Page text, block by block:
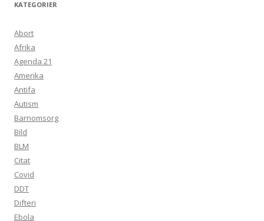
KATEGORIER
Abort
Afrika
Agenda 21
Amerika
Antifa
Autism
Barnomsorg
Bild
BLM
Citat
Covid
DDT
Difteri
Ebola